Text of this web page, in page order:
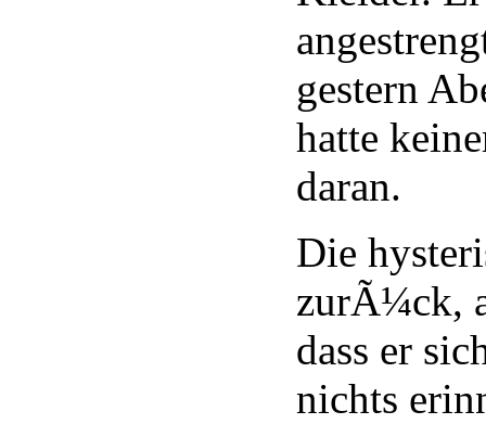
gestern
hatte
daran.
Die
zurÃ¼ck,
dass er
nichts